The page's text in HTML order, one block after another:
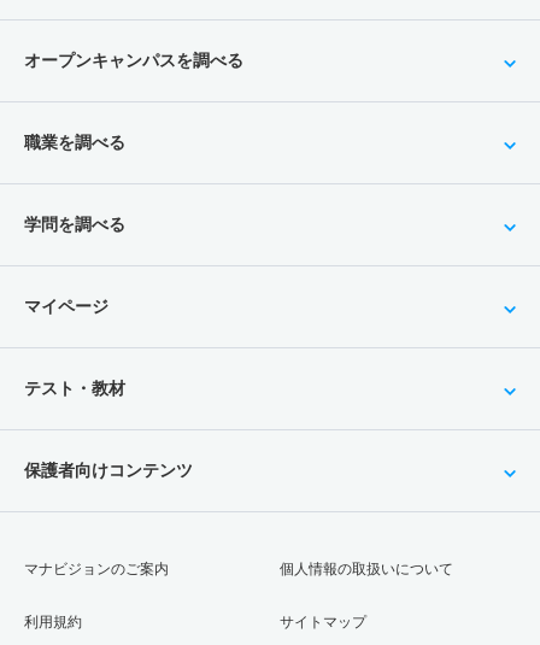
オープンキャンパスを調べる
職業を調べる
学問を調べる
マイページ
テスト・教材
保護者向けコンテンツ
マナビジョンのご案内
利用規約
個人情報の取扱いについて
サイトマップ